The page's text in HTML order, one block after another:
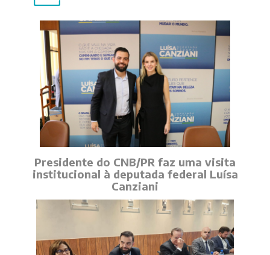
Presidente do CNB/PR faz uma visita
institucional à deputada federal Luísa
Canziani